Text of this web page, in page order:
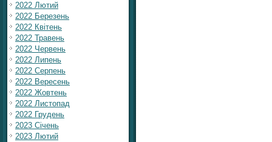
2022 Лютий
2022 Березень
2022 Квітень
2022 Травень
2022 Червень
2022 Липень
2022 Серпень
2022 Вересень
2022 Жовтень
2022 Листопад
2022 Грудень
2023 Січень
2023 Лютий